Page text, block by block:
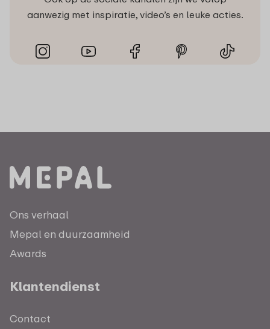
aanwezig met inspiratie, video’s en leuke acties.
Ons verhaal
Mepal en duurzaamheid
Awards
Klantendienst
Contact